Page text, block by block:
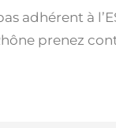
adhérent à
prenez